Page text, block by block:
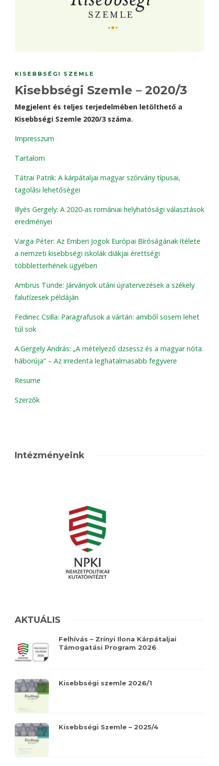
KISEBBSÉGI SZEMLE
Kisebbségi Szemle – 2020/3
Megjelent és teljes terjedelmében letölthető a
Kisebbségi Szemle 2020/3 száma.
Impresszum
Tartalom
Tátrai Patrik: A kárpátaljai magyar szórvány típusai,
tagolási lehetőségei
Illyés Gergely: A 2020-as romániai helyhatósági választások
eredményei
Varga Péter: Az Emberi Jogok Európai Bíróságának ítélete
a nemzeti kisebbségi iskolák diákjai érettségi
többletterhének ügyében
Ambrus Tünde: Járványok utáni újratervezések a székely
falutízesek példáján
Fedinec Csilla: Paragrafusok a vártán: amiből sosem lehet
túl sok
A.Gergely András: „A mételyező dzsessz és a magyar nóta
háborúja” – Az irredenta leghatalmasabb fegyvere
Resume
Szerzők
Intézményeink
AKTUÁLIS
Felhívás – Zrínyi Ilona Kárpátaljai
Támogatási Program 2026
Kisebbségi szemle 2026/1
Kisebbségi Szemle – 2025/4